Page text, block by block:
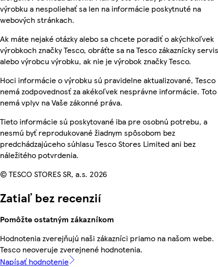
výrobku a nespoliehať sa len na informácie poskytnuté na
webových stránkach.
Ak máte nejaké otázky alebo sa chcete poradiť o akýchkoľvek
výrobkoch značky Tesco, obráťte sa na Tesco zákaznícky
alebo výrobcu výrobku, ak nie je výrobok značky Tesco.
Hoci informácie o výrobku sú pravidelne aktualizované, Tesco
nemá zodpovednosť za akékoľvek nesprávne informácie. Toto
nemá vplyv na Vaše zákonné práva.
Tieto informácie sú poskytované iba pre osobnú potrebu, a
nesmú byť reprodukované žiadnym spôsobom bez
predchádzajúceho súhlasu Tesco Stores Limited ani bez
náležitého potvrdenia.
© TESCO STORES SR, a.s. 2026
Zatiaľ bez recenzií
Pomôžte ostatným zákazníkom
Hodnotenia zverejňujú naši zákazníci priamo na našom webe.
Tesco neoveruje zverejnené hodnotenia.
Napísať hodnotenie